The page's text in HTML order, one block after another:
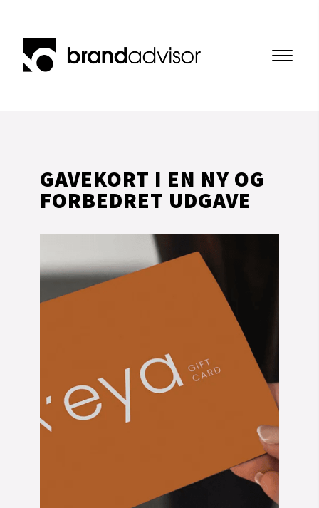
GAVEKORT I EN NY OG
FORBEDRET UDGAVE